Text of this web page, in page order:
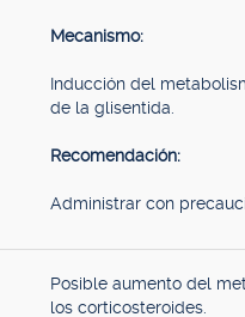
Mecanismo:
Inducción del
de la glisentida.
Recomendación:
Administrar con
Posible aumento del
los corticosteroides.